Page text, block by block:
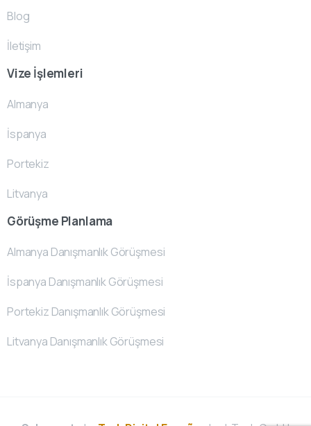
Blog
İletişim
Vize İşlemleri
Almanya
İspanya
Portekiz
Litvanya
Görüşme Planlama
Almanya Danışmanlık Görüşmesi
İspanya Danışmanlık Görüşmesi
Portekiz Danışmanlık Görüşmesi
Litvanya Danışmanlık Görüşmesi